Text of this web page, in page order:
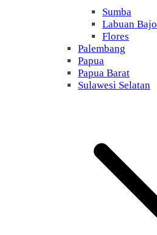
Sumba
Labuan Bajo
Flores
Palembang
Papua
Papua Barat
Sulawesi Selatan